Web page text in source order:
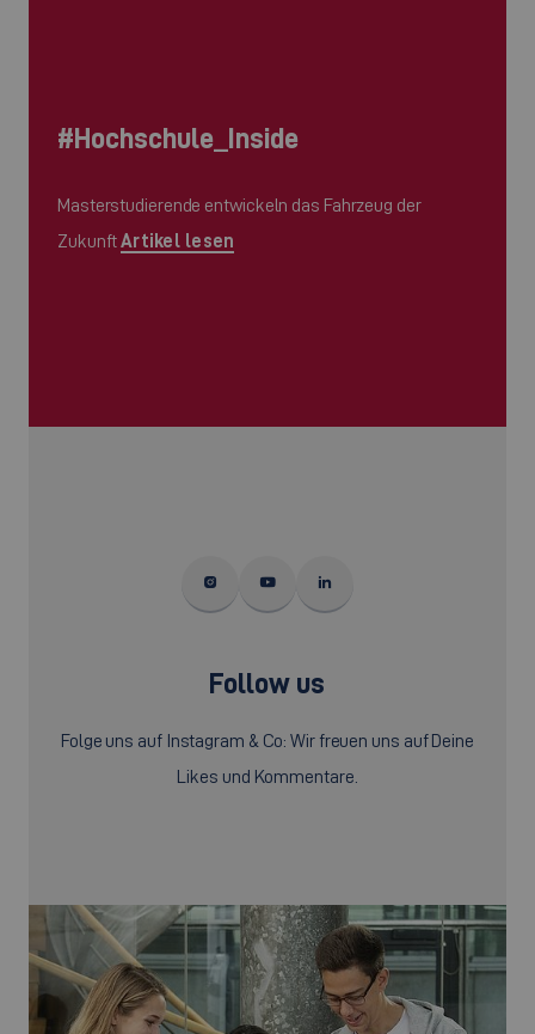
#Hochschule_Inside
Masterstudierende entwickeln das Fahrzeug der
ZukunftArtikel lesen
Follow us
Folge uns auf Instagram & Co: Wir freuen uns auf Deine
Likes und Kommentare.